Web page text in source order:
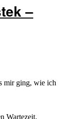
–
mir ging, wie ich
Wartezeit,